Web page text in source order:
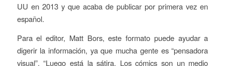
UU en 2013 y que acaba de publicar por primera vez en
español.
Para el editor, Matt Bors, este formato puede ayudar a
digerir la información, ya que mucha gente es “pensadora
visual”. “Luego está la sátira. Los cómics son un medio